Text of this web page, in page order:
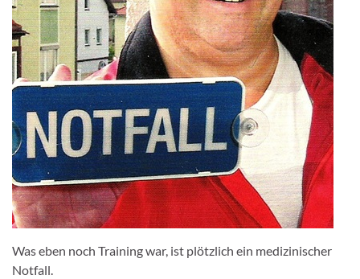
Was eben noch Training war, ist plötzlich ein medizinischer
Notfall.